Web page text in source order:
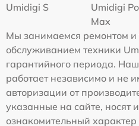
Umidigi S
Umidigi
Max
Мы занимаемся ремонтом и
обслуживанием техники
гарантийного периода.
работает независимо и не
авторизации от
указанные на сайте, носят
ознакомительный